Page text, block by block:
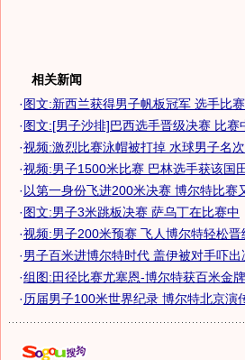
相关新闻
·图文:新西兰获得男子帆板冠军 选手比
·图文:[男子沙排]巴西选手晋级决赛 比赛
·视频:激烈比赛泳帽被打掉 水球男子名
·视频:男子1500米比赛 巴林选手获该国
· 以第一身份飞进200米决赛 博尔特比赛
·图文:男子3米跳板决赛 萨乌丁在比赛中
·视频:男子200米预赛 飞人博尔特轻松晋
·男子百米进博尔特时代 盖伊被对手吓出
·组图:田径比赛尤塞恩-博尔特获百米金牌
· 历届男子100米世界纪录 博尔特北京演